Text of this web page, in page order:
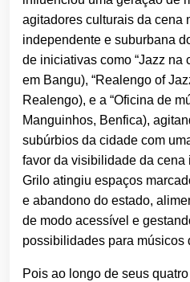
agitadores culturais da cena
independente e suburbana
de iniciativas como “Jazz na
em Bangu), “Realengo of
Realengo), e a “Oficina de
Manguinhos, Benfica),
subúrbios da cidade com
favor da visibilidade da cena
Grilo atingiu espaços
e abandono do estado,
de modo acessível e
possibilidades para músicos
Pois ao longo de seus